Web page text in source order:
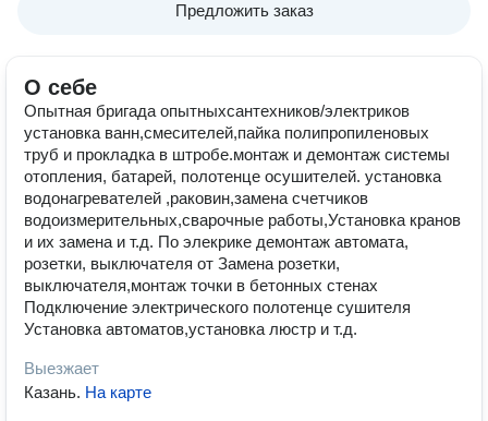
Предложить заказ
О себе
Опытная бригада опытныхсантехников/электриков
установка ванн,смесителей,пайка полипропиленовых
труб и прокладка в штробе.монтаж и демонтаж системы
отопления, батарей, полотенце осушителей. установка
водонагревателей ,раковин,замена счетчиков
водоизмерительных,сварочные работы,Установка кранов
и их замена и т.д. По элекрике демонтаж автомата,
розетки, выключателя от Замена розетки,
выключателя,монтаж точки в бетонных стенах
Подключение электрического полотенце сушителя
Установка автоматов,установка люстр и т.д.
Выезжает
Казань. На карте